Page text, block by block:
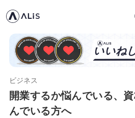
ビジネス
開業するか悩んでいる、
んでいる方へ